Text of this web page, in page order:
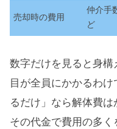
売却時の費用
仲介手
ど
数字だけを見ると身
目が全員にかかるわ
るだけ」なら解体費
その代金で費用の多く